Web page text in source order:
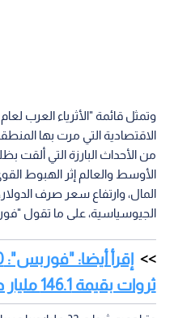
الاقتصادية التي مرت بها
من الأحداث البارزة التي ألقت
الأوسط والعالم إثر الهبوط
المال، وارتفاع سعر صرف
الجيوسياسية، على ما تقول
ثروات بقيمة 146.1 مليار دولار